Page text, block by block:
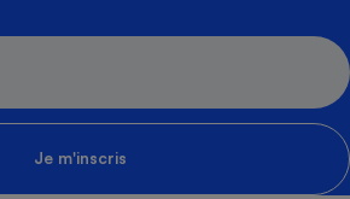
Je m'inscris